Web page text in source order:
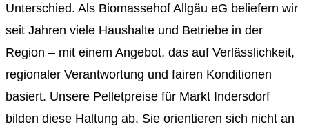
Unterschied. Als Biomassehof Allgäu eG beliefern wir
seit Jahren viele Haushalte und Betriebe in der
Region – mit einem Angebot, das auf Verlässlichkeit,
regionaler Verantwortung und fairen Konditionen
basiert. Unsere Pelletpreise für Markt Indersdorf
bilden diese Haltung ab. Sie orientieren sich nicht an